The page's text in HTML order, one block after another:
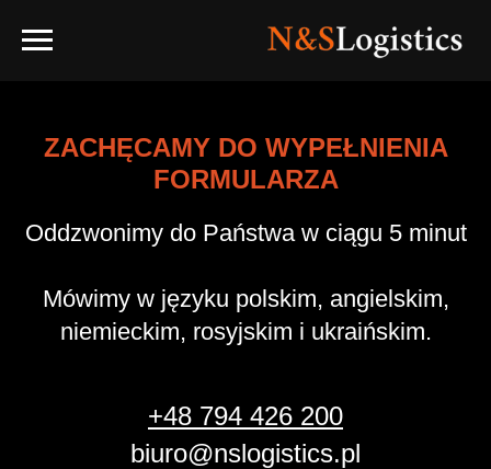
ZACHĘCAMY DO WYPEŁNIENIA
FORMULARZA
Oddzwonimy do Państwa w ciągu 5 minut
Mówimy w języku polskim, angielskim,
niemieckim, rosyjskim i ukraińskim.
+48 794 426 200
biuro@nslogistics.pl